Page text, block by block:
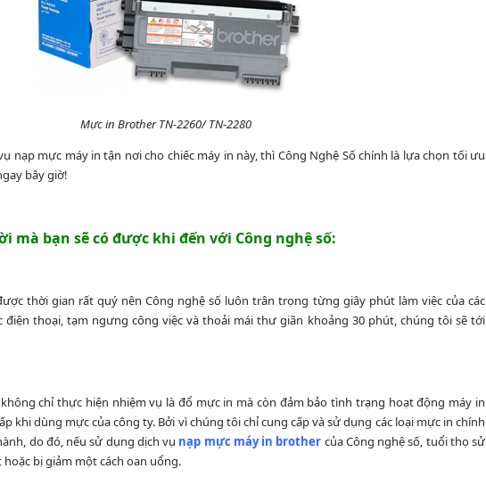
Mực in Brother TN-2260/ TN-2280
nạp mực máy in tận nơi cho chiếc máy in này, thì Công Nghệ Số chính là lựa chọn tối ưu
bây giờ!
mà bạn sẽ có được khi đến với Công nghệ số:
thời gian rất quý nên Công nghệ số luôn trân trọng từng giây phút làm việc của các
điện thoại, tạm ngưng công việc và thoải mái thư giãn khoảng 30 phút, chúng tôi sẽ tới
chỉ thực hiện nhiệm vụ là đổ mực in mà còn đảm bảo tình trạng hoạt động máy in
khi dùng mực của công ty. Bởi vì chúng tôi chỉ cung cấp và sử dụng các loại mực in chính
do đó, nếu sử dụng dịch vụ nạp mực máy in brother của Công nghệ số, tuổi thọ sử
bị giảm một cách oan uổng.